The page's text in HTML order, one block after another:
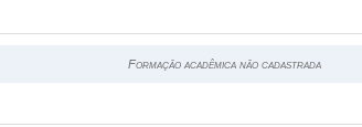
Formação acadêmica não cadastrada